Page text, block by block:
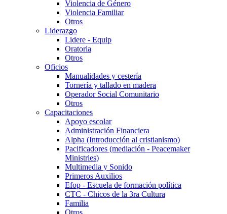
Violencia de Género
Violencia Familiar
Otros
Liderazgo
Lidere - Equip
Oratoria
Otros
Oficios
Manualidades y cestería
Tornería y tallado en madera
Operador Social Comunitario
Otros
Capacitaciones
Apoyo escolar
Administración Financiera
Alpha (Introducción al cristianismo)
Pacificadores (mediación - Peacemaker
Ministries)
Multimedia y Sonido
Primeros Auxilios
Efop - Escuela de formación política
CTC - Chicos de la 3ra Cultura
Familia